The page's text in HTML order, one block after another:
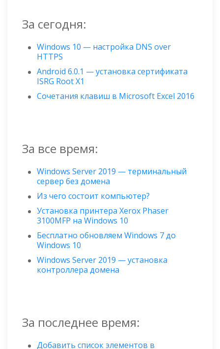
За сегодня:
Windows 10 — настройка DNS over
HTTPS
Android 6.0.1 — установка сертификата
ISRG Root X1
Сочетания клавиш в Microsoft Excel 2016
За все время:
Windows Server 2019 — терминальный
сервер без домена
Из чего состоит компьютер?
Установка принтера Xerox Phaser
3100MFP на Windows 10
Бесплатно обновляем Windows 7 до
Windows 10
Windows Server 2019 — установка
контроллера домена
За последнее время:
Добавить список элементов в